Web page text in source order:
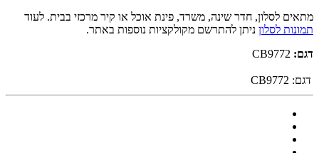
מתאים לסלון, חדר שינה, משרד, פינת אוכל או קיר מרכזי בבית. לעוד
תמונות לסלון ניתן להתרשם מקולקציות נוספות באתר.
דגם:
דגם: CB9772